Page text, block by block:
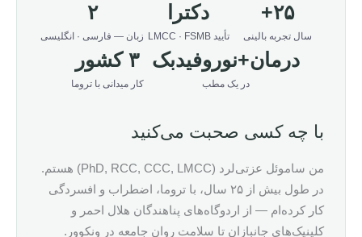
۲۵+
سال تجربه بالینی
دکترا
تأیید LMCC · FSMB
۲
زبان — فارسی · انگلیسی
درمان+نوروفیدبک
در یک مطب
۳ کشور
کار میدانی با تروما
با چه کسی صحبت می‌کنید
من ساموئل عزتی‌لرد (PhD, RCC, CCC, LMCC) هستم.
در طول بیش از ۲۵ سال، با تروما، اضطراب و افسردگی
کار کرده‌ام — از اردوگاه‌های پناهندگان هلال احمر و
کلینیک‌های جانبازان تا سلامت روان جامعه در ونکوور.